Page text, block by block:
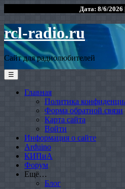
Дата: 8/6/
rcl-radio.ru
Сайт для радиолюбителей
☰
Главная
Политика
Форма обратной связи
Карта сайта
Войти
Информация о сайте
Arduino
КИПиА
Форум
Ещё…
Блог